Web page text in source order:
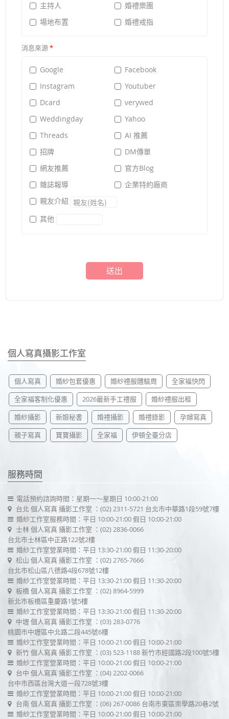
主持人
婚禮樂團
場地布置
婚禮戒指
消息來源*
Google
Facebook
Instagram
Youtuber
Dcard
verywed
Weddingday
Yahoo
Threads
AI 推薦
招牌
DM傳單
網友推薦
官方Blog
雜誌報導
企業特約廠商
親友介紹
其他
送出
個人寫真攝影工作室
個人寫真 婚紗包套優惠 婚紗禮服體驗周
全家福快閃
全家福客制化優惠
2026最新手工禮服
婚紗禮服出租
婚紗攝影
新娘秘書 婚禮攝影 婚禮錄影
孕婦寫真
親子寫真
寶寶攝影 全家福 伊頓全臺分店
服務時間
電話預約諮詢時間：星期一～星期日 10:00-21:00
台北 個人寫真 攝影工作室 ：(02) 2311-5721 台北市中華路1段59號7樓
婚紗工作室服務時間：平日 10:00-21:00 假日 10:00-21:00
士林 個人寫真 攝影工作室 ：(02) 2836-0066
台北市士林區中正路122號2樓
婚紗工作室營業時間：平日 13:30-21:00 假日 11:30-20:00
松山 個人寫真 攝影工作室 ：(02) 2765-7666
台北市松山區八德路4段678號12樓
婚紗工作室營業時間：平日 13:30-21:00 假日 11:30-20:00
板橋 個人寫真 攝影工作室 ：(02) 8964-5999
新北市板橋區重慶路1號5樓
婚紗工作室營業時間：平日 13:30-21:00 假日 11:30-20:00
中壢 個人寫真 攝影工作室 ：(03) 283-0776
桃園市中壢區中北路二段445號6樓
婚紗工作室營業時間：平日 10:00-21:00 假日 10:00-21:00
新竹 個人寫真 攝影工作室 ：(03) 523-1188新竹市經國路2段100號5樓
婚紗工作室營業時間：平日 10:00-21:00 假日 10:00-21:00
台中 個人寫真 攝影工作室 ：(04) 2202-0066
台中市西區台灣大道一段728號3樓
婚紗工作室營業時間：平日 10:00-21:00 假日 10:00-21:00
台南 個人寫真 攝影工作室 ：(06) 267-0086 台南市東區崇學路20巷2號
婚紗工作室營業時間：平日 10:00-21:00 假日 10:00-21:00